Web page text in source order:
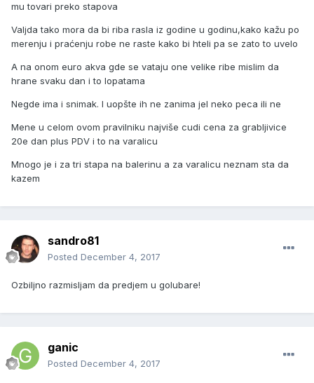
mu tovari preko stapova
Valjda tako mora da bi riba rasla iz godine u godinu,kako kažu po
merenju i praćenju robe ne raste kako bi hteli pa se zato to uvelo
A na onom euro akva gde se vataju one velike ribe mislim da
hrane svaku dan i to lopatama
Negde ima i snimak. I uopšte ih ne zanima jel neko peca ili ne
Mene u celom ovom pravilniku najviše cudi cena za grabljivice
20e dan plus PDV i to na varalicu
Mnogo je i za tri stapa na balerinu a za varalicu neznam sta da
kazem
sandro81
Posted December 4, 2017
Ozbiljno razmisljam da predjem u golubare!
ganic
Posted December 4, 2017